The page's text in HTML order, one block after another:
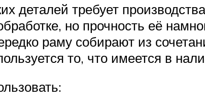
деталей требует
но прочность её
раму собирают из
то, что имеется в